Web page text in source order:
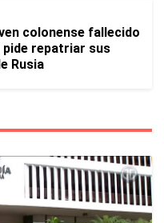
colonense fallecido
pide repatriar sus
Rusia